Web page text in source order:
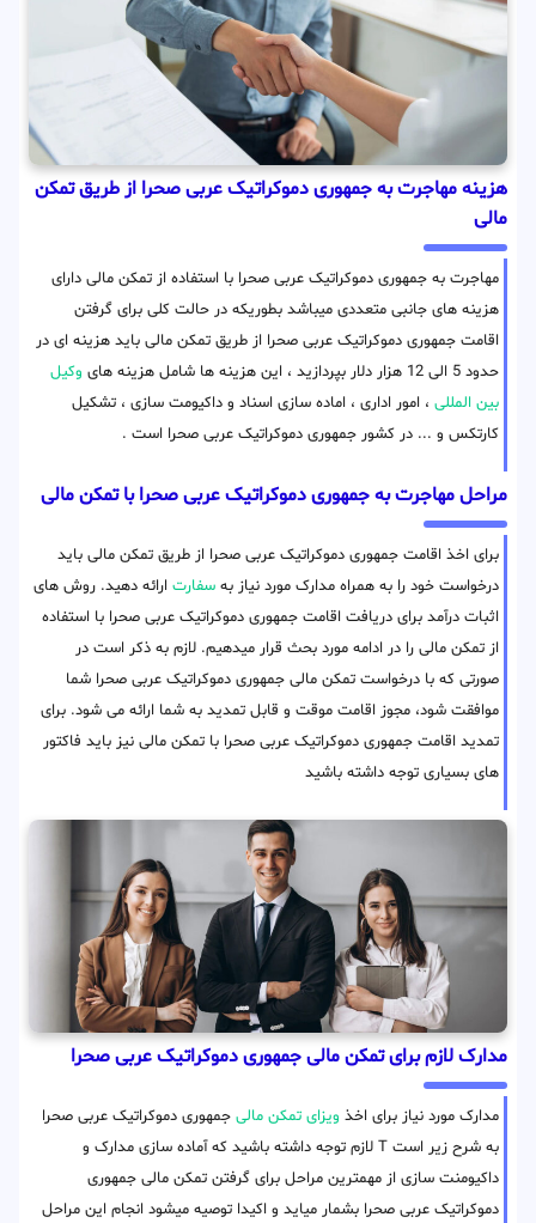
هزینه مهاجرت به جمهوری دموکراتیک عربی صحرا از طریق تمکن
مالی
مهاجرت به جمهوری دموکراتیک عربی صحرا با استفاده از تمکن مالی دارای
هزینه های جانبی متعددی میباشد بطوریکه در حالت کلی برای گرفتن
اقامت جمهوری دموکراتیک عربی صحرا از طریق تمکن مالی باید هزینه ای در
حدود 5 الی 12 هزار دلار بپردازید ، این هزینه ها شامل هزینه های
وکیل
بین المللی ، امور اداری ، اماده سازی اسناد و داکیومت سازی ، تشکیل
کارتکس و ... در کشور جمهوری دموکراتیک عربی صحرا است .
مراحل مهاجرت به جمهوری دموکراتیک عربی صحرا با تمکن مالی
برای اخذ اقامت جمهوری دموکراتیک عربی صحرا از طریق تمکن مالی باید
درخواست خود را به همراه مدارک مورد نیاز به سفارت ارائه دهید. روش های
اثبات درآمد برای دریافت اقامت جمهوری دموکراتیک عربی صحرا با استفاده
از تمکن مالی را در ادامه مورد بحث قرار میدهیم. لازم به ذکر است در
صورتی که با درخواست تمکن مالی جمهوری دموکراتیک عربی صحرا شما
موافقت شود، مجوز اقامت موقت و قابل تمدید به شما ارائه می شود. برای
تمدید اقامت جمهوری دموکراتیک عربی صحرا با تمکن مالی نیز باید فاکتور
های بسیاری توجه داشته باشید
مدارک لازم برای تمکن مالی جمهوری دموکراتیک عربی صحرا
مدارک مورد نیاز برای اخذ ویزای تمکن مالی جمهوری دموکراتیک عربی صحرا
به شرح زیر است T لازم توجه داشته باشید که آماده سازی مدارک و
داکیومنت سازی از مهمترین مراحل برای گرفتن تمکن مالی جمهوری
دموکراتیک عربی صحرا بشمار میاید و اکیدا توصیه میشود انجام این مراحل